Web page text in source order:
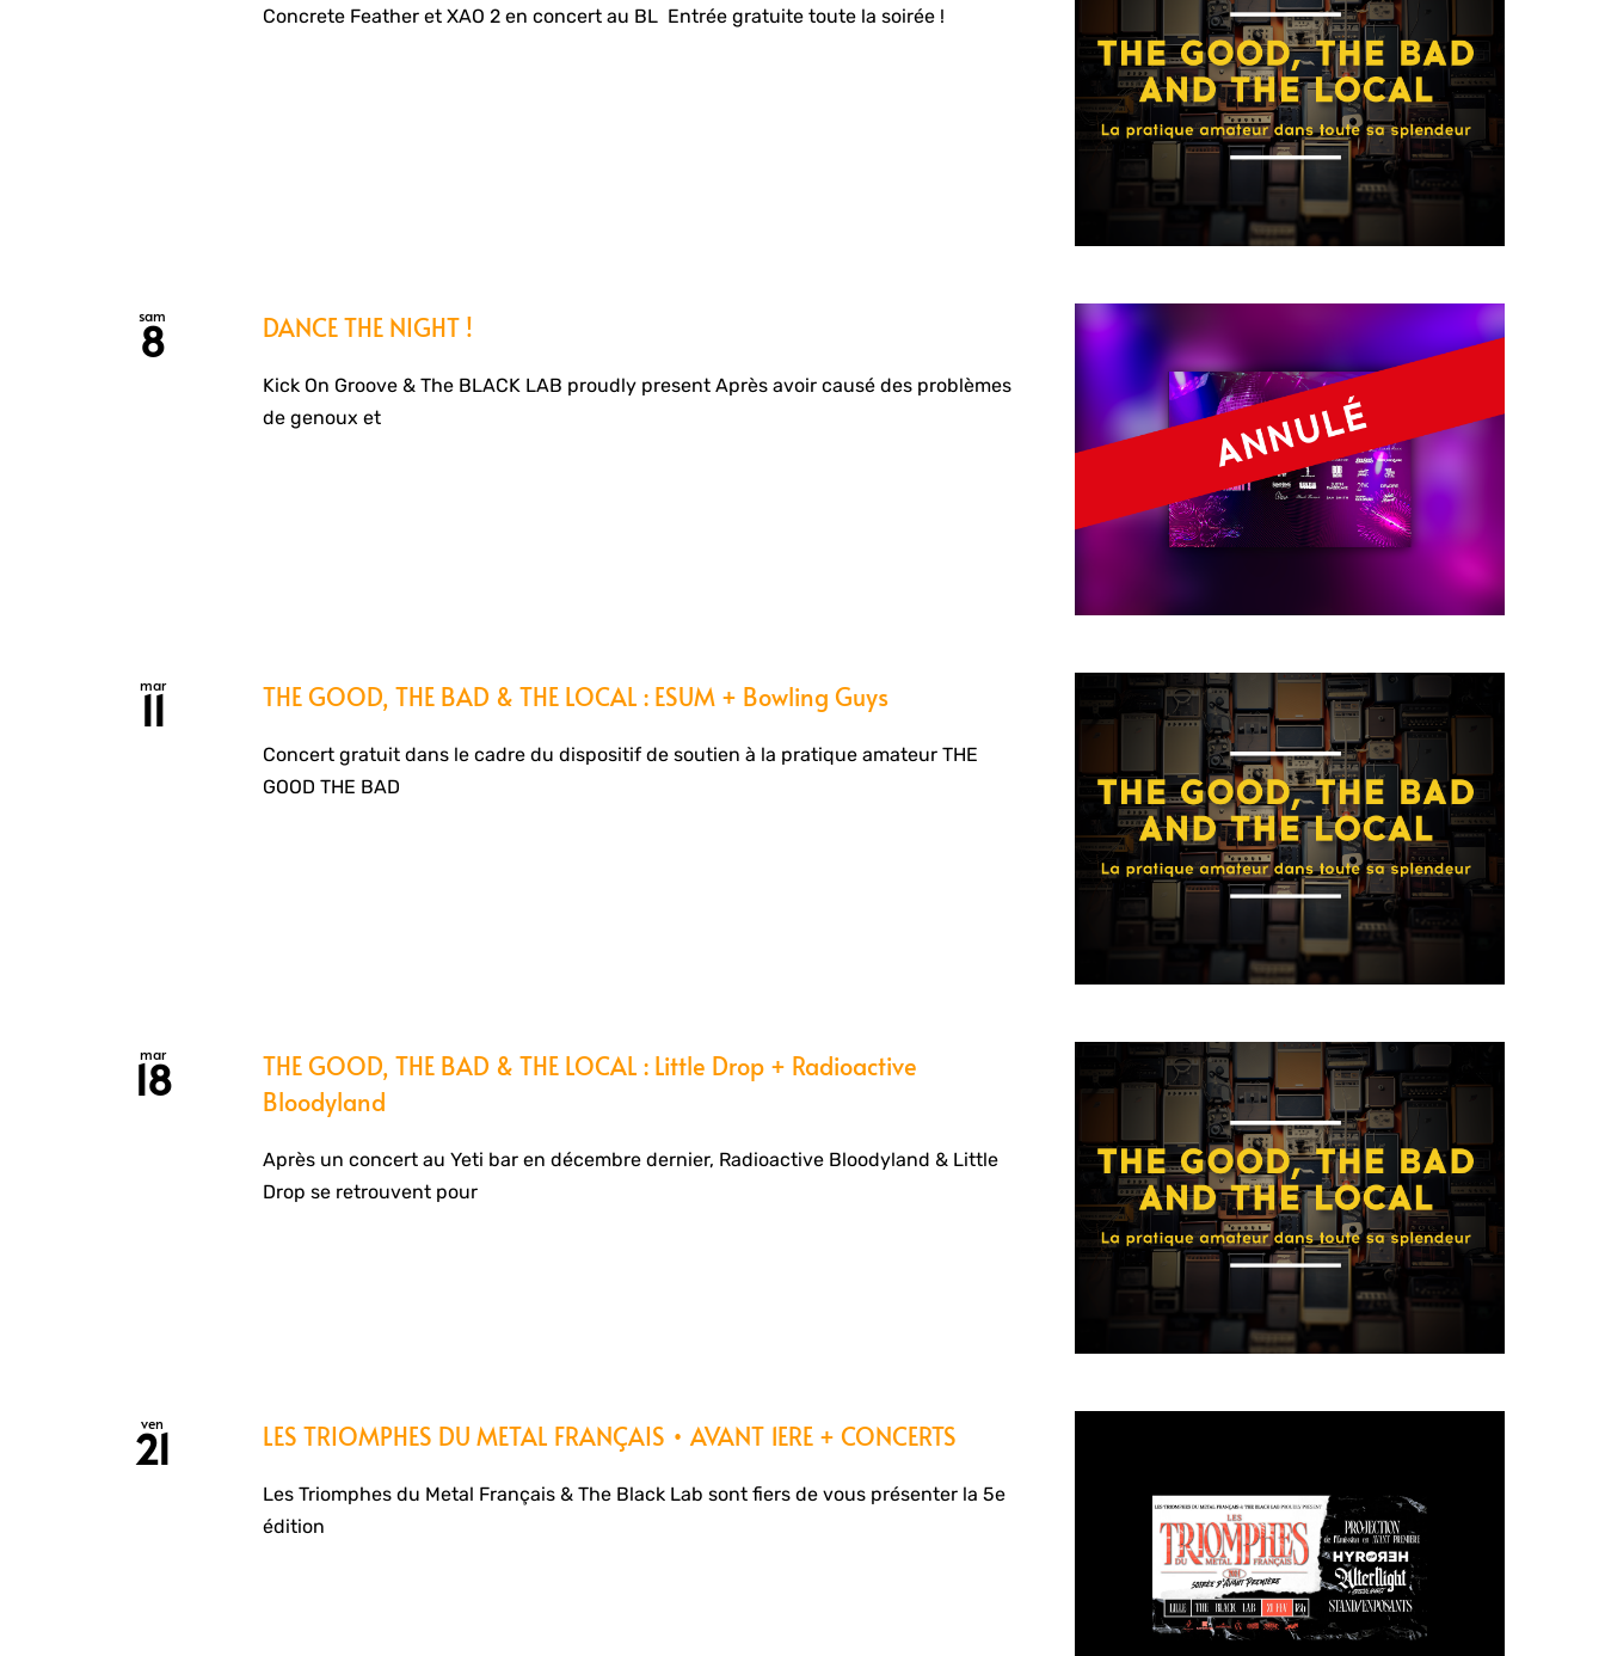
Concrete Feather et XAO 2 en concert au BL Entrée gratuite toute la soirée !
sam
8 DANCE THE NIGHT !
Kick On Groove & The BLACK LAB proudly present Après avoir causé des problèmes
de genoux et
mar
11 THE GOOD, THE BAD & THE LOCAL : ESUM + Bowling Guys
Concert gratuit dans le cadre du dispositif de soutien à la pratique amateur THE
GOOD THE BAD
mar
18
THE GOOD, THE BAD & THE LOCAL : Little Drop + Radioactive
Bloodyland
Après un concert au Yeti bar en décembre dernier, Radioactive Bloodyland & Little
Drop se retrouvent pour
ven
21 LES TRIOMPHES DU METAL FRANÇAIS • AVANT 1ERE + CONCERTS
Les Triomphes du Metal Français & The Black Lab sont fiers de vous présenter la 5e
édition